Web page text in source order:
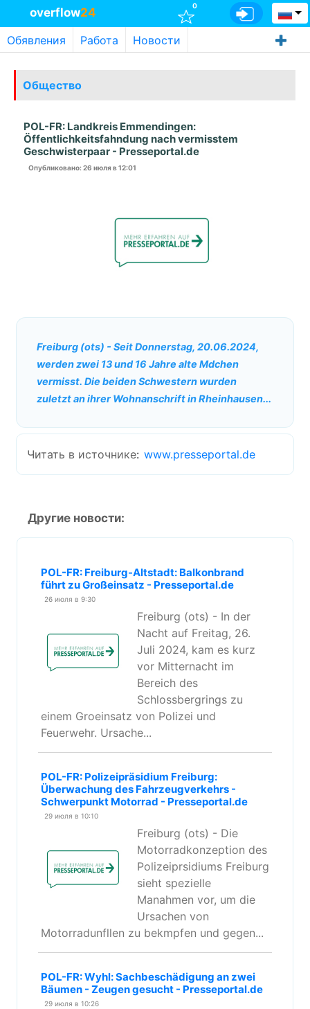
overflow24 0
Обявления Работа Новости
Общество
POL-FR: Landkreis Emmendingen:
Öffentlichkeitsfahndung nach vermisstem
Geschwisterpaar - Presseportal.de
Опубликовано: 26 июля в 12:01
Freiburg (ots) - Seit Donnerstag, 20.06.2024,
werden zwei 13 und 16 Jahre alte Mdchen
vermisst. Die beiden Schwestern wurden
zuletzt an ihrer Wohnanschrift in Rheinhausen...
Читать в источнике: www.presseportal.de
Другие новости:
POL-FR: Freiburg-Altstadt: Balkonbrand
führt zu Großeinsatz - Presseportal.de
26 июля в 9:30
Freiburg (ots) - In der
Nacht auf Freitag, 26.
Juli 2024, kam es kurz
vor Mitternacht im
Bereich des
Schlossbergrings zu
einem Groeinsatz von Polizei und
Feuerwehr. Ursache...
POL-FR: Polizeipräsidium Freiburg:
Überwachung des Fahrzeugverkehrs -
Schwerpunkt Motorrad - Presseportal.de
29 июля в 10:10
Freiburg (ots) - Die
Motorradkonzeption des
Polizeiprsidiums Freiburg
sieht spezielle
Manahmen vor, um die
Ursachen von
Motorradunfllen zu bekmpfen und gegen...
POL-FR: Wyhl: Sachbeschädigung an zwei
Bäumen - Zeugen gesucht - Presseportal.de
29 июля в 10:26